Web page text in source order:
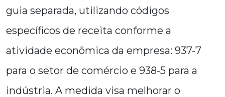
guia separada, utilizando códigos
específicos de receita conforme a
atividade econômica da empresa: 937-7
para o setor de comércio e 938-5 para a
indústria. A medida visa melhorar o